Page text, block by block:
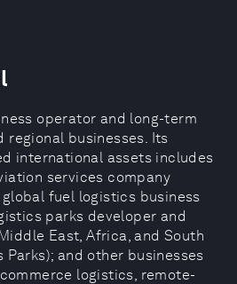
operator and long-term
regional businesses. Its
international assets includes
services company
global fuel logistics business
parks developer and
East, Africa, and South
and other businesses
logistics, remote-